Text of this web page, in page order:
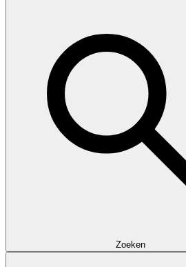
Zoeken